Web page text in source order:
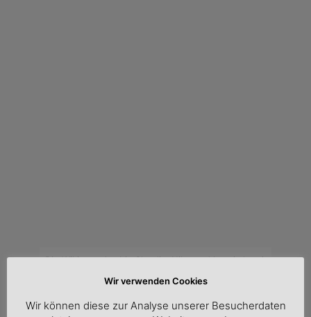
Die Wikinger-Azubis Claudia, Niko und Lou (v.l.n.r.)
Oktober
Wir verwenden Cookies
Wir können diese zur Analyse unserer Besucherdaten